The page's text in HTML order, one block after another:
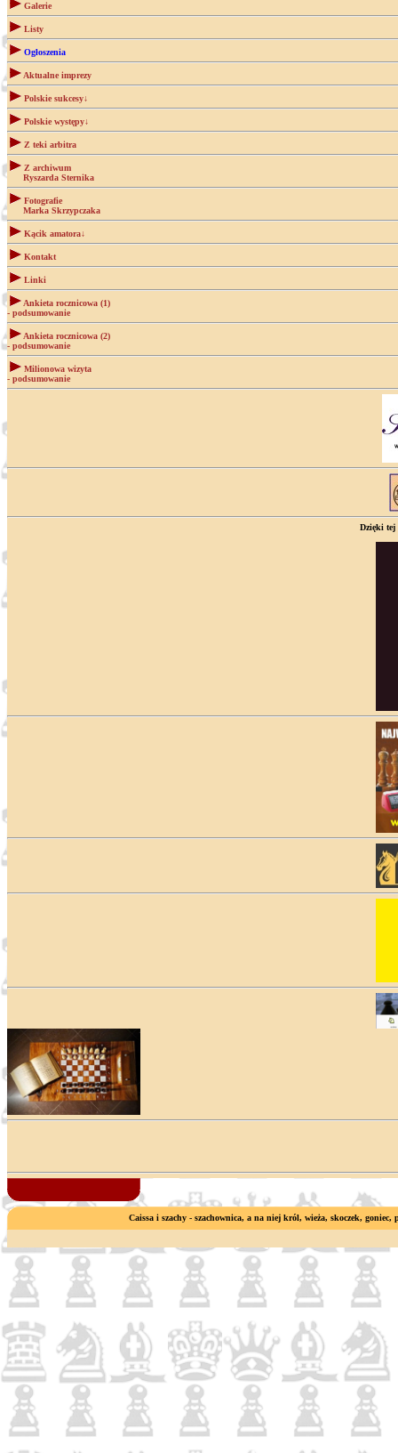
Galerie
Listy
Ogłoszenia
Aktualne imprezy
Polskie sukcesy↓
Polskie występy↓
Z teki arbitra
Z archiwum
Ryszarda Sternika
Fotografie
Marka Skrzypczaka
Kącik amatora↓
Kontakt
Linki
Ankieta rocznicowa (1)
- podsumowanie
Ankieta rocznicowa (2)
- podsumowanie
Milionowa wizyta
- podsumowanie
Dzięki tej
Caissa i szachy - szachownica, a na niej król, wieża, skoczek,